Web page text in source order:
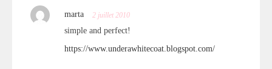
marta 2 juillet 2010
simple and perfect!
https://www.underawhitecoat.blogspot.com/